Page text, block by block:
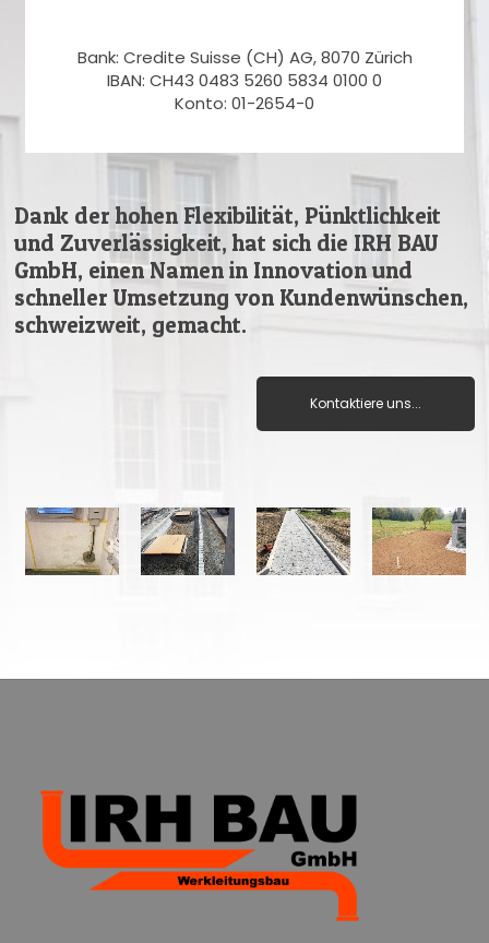
Bank: Credite Suisse (CH) AG, 8070 Zürich
IBAN: CH43 0483 5260 5834 0100 0
Konto: 01-2654-0
Dank der hohen Flexibilität, Pünktlichkeit
und Zuverlässigkeit, hat sich die IRH BAU
GmbH, einen Namen in Innovation und
schneller Umsetzung von Kundenwünschen,
schweizweit, gemacht.
Kontaktiere uns...